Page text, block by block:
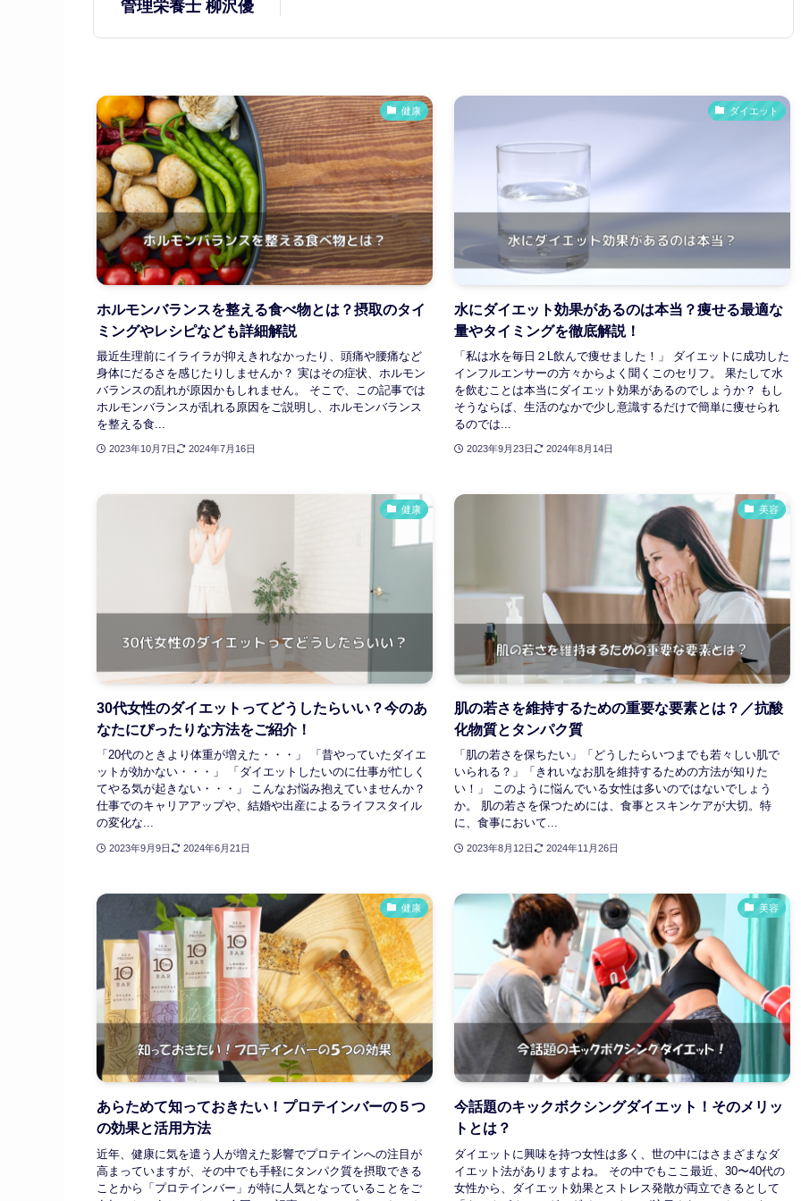
管理栄養士 柳沢優
健康
ホルモンバランスを整える食べ物とは？摂取のタイ
ミングやレシピなども詳細解説
最近生理前にイライラが抑えきれなかったり、頭痛や腰痛など
身体にだるさを感じたりしませんか？ 実はその症状、ホルモン
バランスの乱れが原因かもしれません。 そこで、この記事では
ホルモンバランスが乱れる原因をご説明し、ホルモンバランス
を整える食...
2023年10月7日 2024年7月16日
ダイエット
水にダイエット効果があるのは本当？痩せる最適な
量やタイミングを徹底解説！
「私は水を毎日２L飲んで痩せました！」 ダイエットに成功した
インフルエンサーの方々からよく聞くこのセリフ。 果たして水
を飲むことは本当にダイエット効果があるのでしょうか？ もし
そうならば、生活のなかで少し意識するだけで簡単に痩せられ
るのでは...
2023年9月23日 2024年8月14日
健康
30代女性のダイエットってどうしたらいい？今のあ
なたにぴったりな方法をご紹介！
「20代のときより体重が増えた・・・」 「昔やっていたダイエ
ットが効かない・・・」 「ダイエットしたいのに仕事が忙しく
てやる気が起きない・・・」 こんなお悩み抱えていませんか？
仕事でのキャリアアップや、結婚や出産によるライフスタイル
の変化な...
2023年9月9日 2024年6月21日
美容
肌の若さを維持するための重要な要素とは？／抗酸
化物質とタンパク質
「肌の若さを保ちたい」「どうしたらいつまでも若々しい肌で
いられる？」「きれいなお肌を維持するための方法が知りた
い！」 このように悩んでいる女性は多いのではないでしょう
か。 肌の若さを保つためには、食事とスキンケアが大切。特
に、食事において...
2023年8月12日 2024年11月26日
健康
あらためて知っておきたい！プロテインバーの５つ
の効果と活用方法
近年、健康に気を遣う人が増えた影響でプロテインへの注目が
高まっていますが、その中でも手軽にタンパク質を摂取できる
ことから「プロテインバー」が特に人気となっていることをご
美容
今話題のキックボクシングダイエット！そのメリッ
トとは？
ダイエットに興味を持つ女性は多く、世の中にはさまざまなダ
イエット法がありますよね。 その中でもここ最近、30〜40代の
女性から、ダイエット効果とストレス発散が両立できるとして